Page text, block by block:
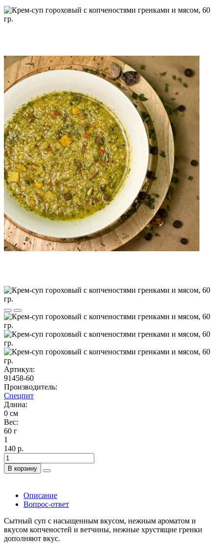
Артикул:
91458-60
Производитель:
Спецпит
Длина:
0 см
Вес:
60 г
1
140 р.
В корзину
Описание
Вопрос-ответ
Сытный суп с насыщенным вкусом, нежным ароматом и
вкусом копченостей и ветчины, нежные хрустящие гренки
дополняют вкус.